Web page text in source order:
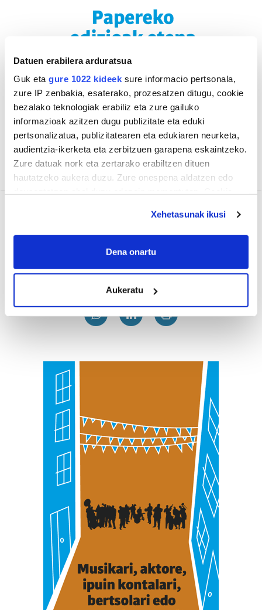
Datuen erabilera arduratsua
Guk eta gure 1022 kideek sure informacio pertsonala,
zure IP zenbakia, esaterako, prozesatzen ditugu, cookie
bezalako teknologiak erabiliz eta zure gailuko
informazioak azitzen dugu publizitate eta eduki
pertsonalizatua, publizitatearen eta edukiaren neurketa,
audientzia-ikerketa eta zerbitzuen garapena eskaintzeko.
Zure datuak nork eta zertarako erabiltzen dituen
hautatzeko aukera duzu. Zure onespena aldatzen edo
If you allow, we would also like to:
Collect information about your geographical
Identify your device by actively scanning it for
specific characteristics (fingerprinting)
Find out more about how your personal data is processed
Guk eta gure bazkideek zure datu pertsonalak
prozesatzen ditugu, zure IP zenbakia, besteak beste,
teknologia erabiliz, cookieak adibidez, iragarki eta eduki
pertsonalizatuak eskaintzeko, iragarkiak eta edukia
neurtzeko, jendeari buruzko informazioa biltzeko eta
produktuak garatzeko. Zure datuak nork eta zertarako
erabiltzen dituen hauta dezakezu.
Bazkide batzuek ez dizute baimenik eskatzen, eta beren
interes komertzial legitimoetan babesten dira. Ikusi gure
bazkideen zerrenda, beren ustez zein helburutarako
duten interes legitimoa eta horren aurka nola egin
dezakezun ikusteko.
Lortu zure datu pertsonalak prozesatzeko moduari
buruzko informazio gehiago eta ezarri zure lehentasunak
datuen atalean. Edozein unetan alda edo ken dezakezu
zure baimena Cookieen adierazpenean.
Xehetasunak ikusi
Dena onartu
Aukeratu
Gehiago